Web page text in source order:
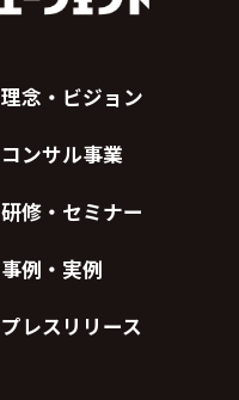
理念・ビジョン
コンサル事業
研修・セミナー
事例・実例
プレスリリース